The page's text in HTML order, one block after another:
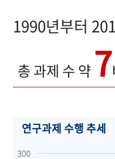
1990년부터
총 과제 수 약7
연구과제 수행 추세